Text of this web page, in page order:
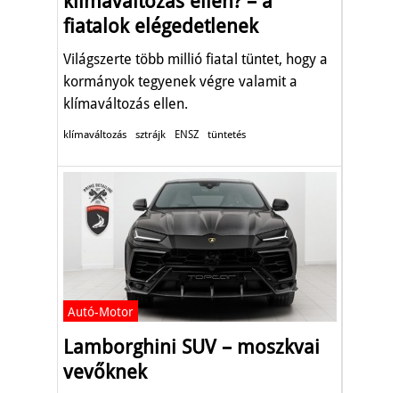
fiatalok elégedetlenek
Világszerte több millió fiatal tüntet, hogy a
kormányok tegyenek végre valamit a
klímaváltozás ellen.
klímaváltozás sztrájk ENSZ tüntetés
Autó-Motor
Lamborghini SUV – moszkvai
vevőknek